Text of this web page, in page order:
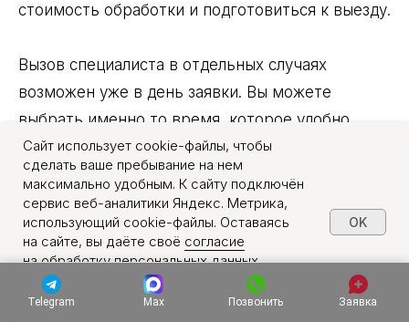
Telegram Max Позвонить Заявка
стоимость обработки и подготовиться к выезду.
Вызов специалиста в отдельных случаях
возможен уже в день заявки. Вы можете
выбрать именно то время, которое удобно
именно вам. Наш сотрудник приедет на вызов
без опозданий, с полным комплектом
оборудования. На месте мы действуем
по надежному алгоритму:
Осмотр
Сайт использует cookie-файлы, чтобы
сделать ваше пребывание на нем
максимально удобным. К сайту подключён
сервис веб-аналитики Яндекс. Метрика,
использующий cookie-файлы. Оставаясь
на сайте, вы даёте своё согласие
на обработку персональных данных
в порядке, указанном в
Политике обработки
персональных данных
OK